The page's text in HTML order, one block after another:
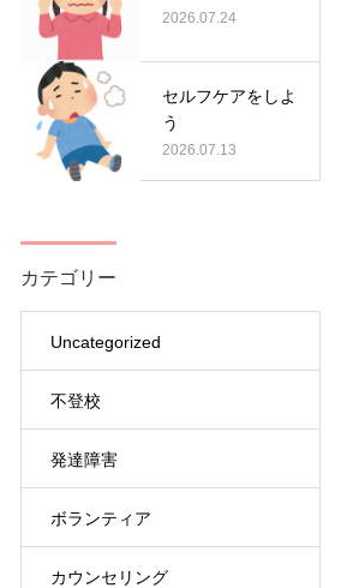
2026.07.24
セルフケアをしよ
う
2026.07.13
カテゴリー
Uncategorized
不登校
発達障害
ボランティア
カウンセリング